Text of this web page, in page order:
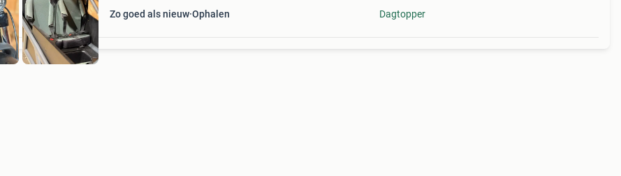
Zo goed als nieuw Ophalen Dagtopper